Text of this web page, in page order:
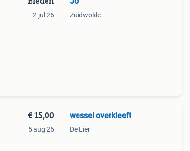
2 jul 26 Zuidwolde
€ 15,00
5 aug 26
wessel overkleeft
De Lier